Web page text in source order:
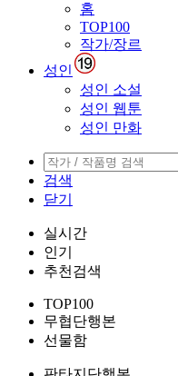
홈
TOP100
작가/장르
성인
성인 소설
성인 웹툰
성인 만화
검색
닫기
실시간
인기
추천검색
TOP100
무협단행본
선물함